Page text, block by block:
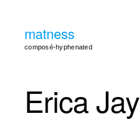
matness
composé-hyphenated
Erica Jay